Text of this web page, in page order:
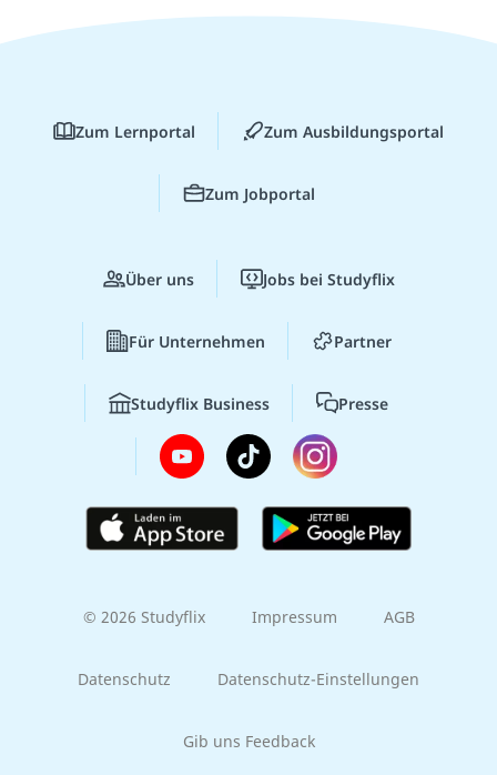
Zum Lernportal Zum Ausbildungsportal
Zum Jobportal
Über uns Jobs bei Studyflix
Für Unternehmen Partner
Studyflix Business Presse
© 2026 Studyflix Impressum AGB
Datenschutz Datenschutz-Einstellungen
Gib uns Feedback